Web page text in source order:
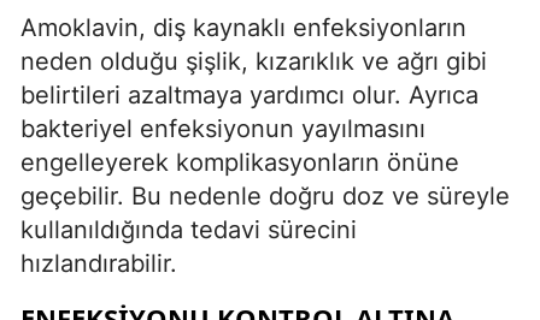
Amoklavin, diş kaynaklı enfeksiyonların
neden olduğu şişlik, kızarıklık ve ağrı gibi
belirtileri azaltmaya yardımcı olur. Ayrıca
bakteriyel enfeksiyonun yayılmasını
engelleyerek komplikasyonların önüne
geçebilir. Bu nedenle doğru doz ve süreyle
kullanıldığında tedavi sürecini
hızlandırabilir.